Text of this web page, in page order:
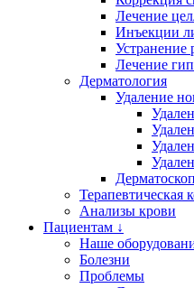
Лечение
Инъекции
Устранение
Лечение
Дерматология
Удаление
Терапевтическая
Анализы крови
Пациентам ↓
Наше
Болезни
Проблемы